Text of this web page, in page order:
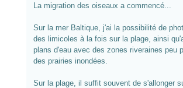
La migration des oiseaux a commencé...
Sur la mer Baltique, j'ai la possibilité de
des limicoles à la fois sur la plage, ainsi
plans d'eau avec des zones riveraines peu
des prairies inondées.
Sur la plage, il suffit souvent de s'allonger